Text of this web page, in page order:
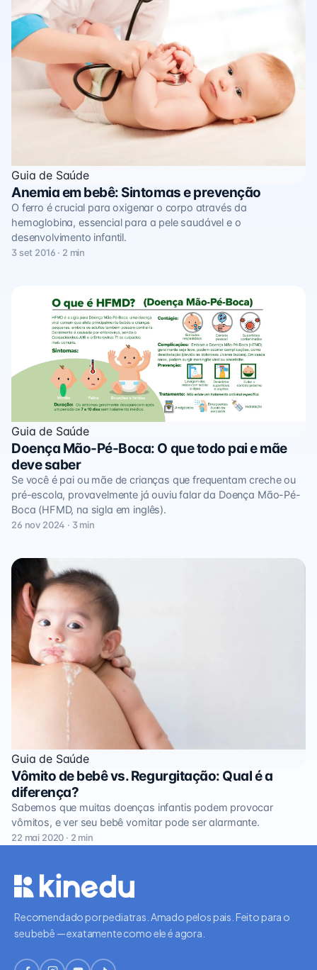
Guia de Saúde
Anemia em bebê: Sintomas e prevenção
O ferro é crucial para oxigenar o corpo através da
hemoglobina, essencial para a pele saudável e o
desenvolvimento infantil.
3 set 2016 · 2 min
Guia de Saúde
Doença Mão-Pé-Boca: O que todo pai e mãe
deve saber
Se você é pai ou mãe de crianças que frequentam creche ou
pré-escola, provavelmente já ouviu falar da Doença Mão-Pé-
Boca (HFMD, na sigla em inglês).
26 nov 2024 · 3 min
Guia de Saúde
Vômito de bebê vs. Regurgitação: Qual é a
diferença?
Sabemos que muitas doenças infantis podem provocar
vômitos, e ver seu bebê vomitar pode ser alarmante.
22 mai 2020 · 2 min
Recomendado por pediatras. Amado pelos pais. Feito para o
seu bebê — exatamente como ele é agora.